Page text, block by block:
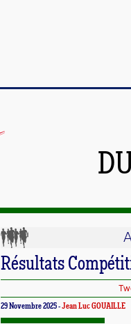
Résultats
29 Novembre 2025 -Jean Luc GOUAILLE